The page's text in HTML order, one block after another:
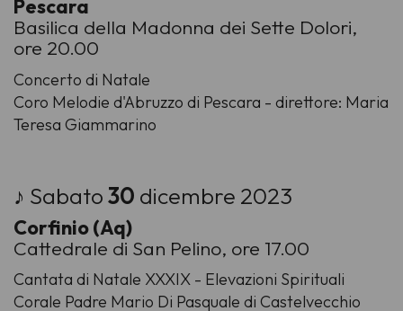
Pescara
Basilica della Madonna dei Sette Dolori,
ore 20.00
Concerto di Natale
Coro Melodie d'Abruzzo di Pescara - direttore: Maria
Teresa Giammarino
♪ Sabato30 dicembre 2023
Corfinio (Aq)
Cattedrale di San Pelino, ore 17.00
Cantata di Natale XXXIX - Elevazioni Spirituali
Corale Padre Mario Di Pasquale di Castelvecchio